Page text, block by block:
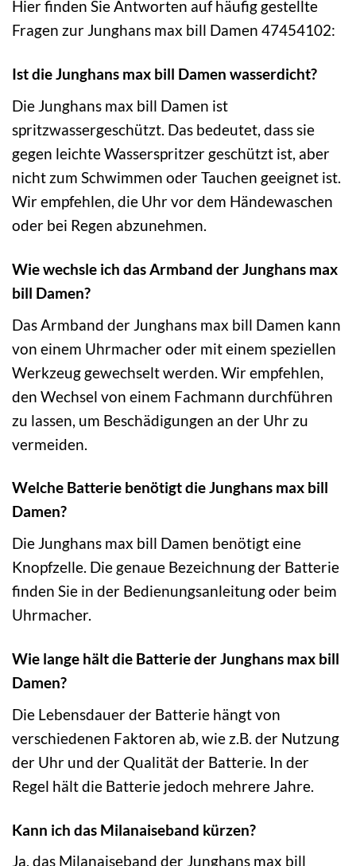
Hier finden Sie Antworten auf häufig gestellte
Fragen zur Junghans max bill Damen 47454102:
Ist die Junghans max bill Damen wasserdicht?
Die Junghans max bill Damen ist
spritzwassergeschützt. Das bedeutet, dass sie
gegen leichte Wasserspritzer geschützt ist, aber
nicht zum Schwimmen oder Tauchen geeignet ist.
Wir empfehlen, die Uhr vor dem Händewaschen
oder bei Regen abzunehmen.
Wie wechsle ich das Armband der Junghans max
bill Damen?
Das Armband der Junghans max bill Damen kann
von einem Uhrmacher oder mit einem speziellen
Werkzeug gewechselt werden. Wir empfehlen,
den Wechsel von einem Fachmann durchführen
zu lassen, um Beschädigungen an der Uhr zu
vermeiden.
Welche Batterie benötigt die Junghans max bill
Damen?
Die Junghans max bill Damen benötigt eine
Knopfzelle. Die genaue Bezeichnung der Batterie
finden Sie in der Bedienungsanleitung oder beim
Uhrmacher.
Wie lange hält die Batterie der Junghans max bill
Damen?
Die Lebensdauer der Batterie hängt von
verschiedenen Faktoren ab, wie z.B. der Nutzung
der Uhr und der Qualität der Batterie. In der
Regel hält die Batterie jedoch mehrere Jahre.
Kann ich das Milanaiseband kürzen?
Ja, das Milanaiseband der Junghans max bill